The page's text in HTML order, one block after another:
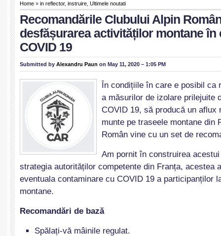
Home » in reflector, instruire Ultimele noutati
Recomandările Clubului Alpin
desfășurarea activităților montane în
COVID 19
Submitted by Alexandru Paun on May 11, 2020 – 1:05 PM
În condițiile în care e posibil ca
a măsurilor de izolare prilejuite
COVID 19, să producă un aflux
munte pe traseele montane din
Român vine cu un set de
Am pornit în construirea
strategia autorităților competente din Franța, acestea
eventuala contaminare cu COVID 19 a participanților
montane.
Recomandări de bază
Spălați-vă mâinile regulat.